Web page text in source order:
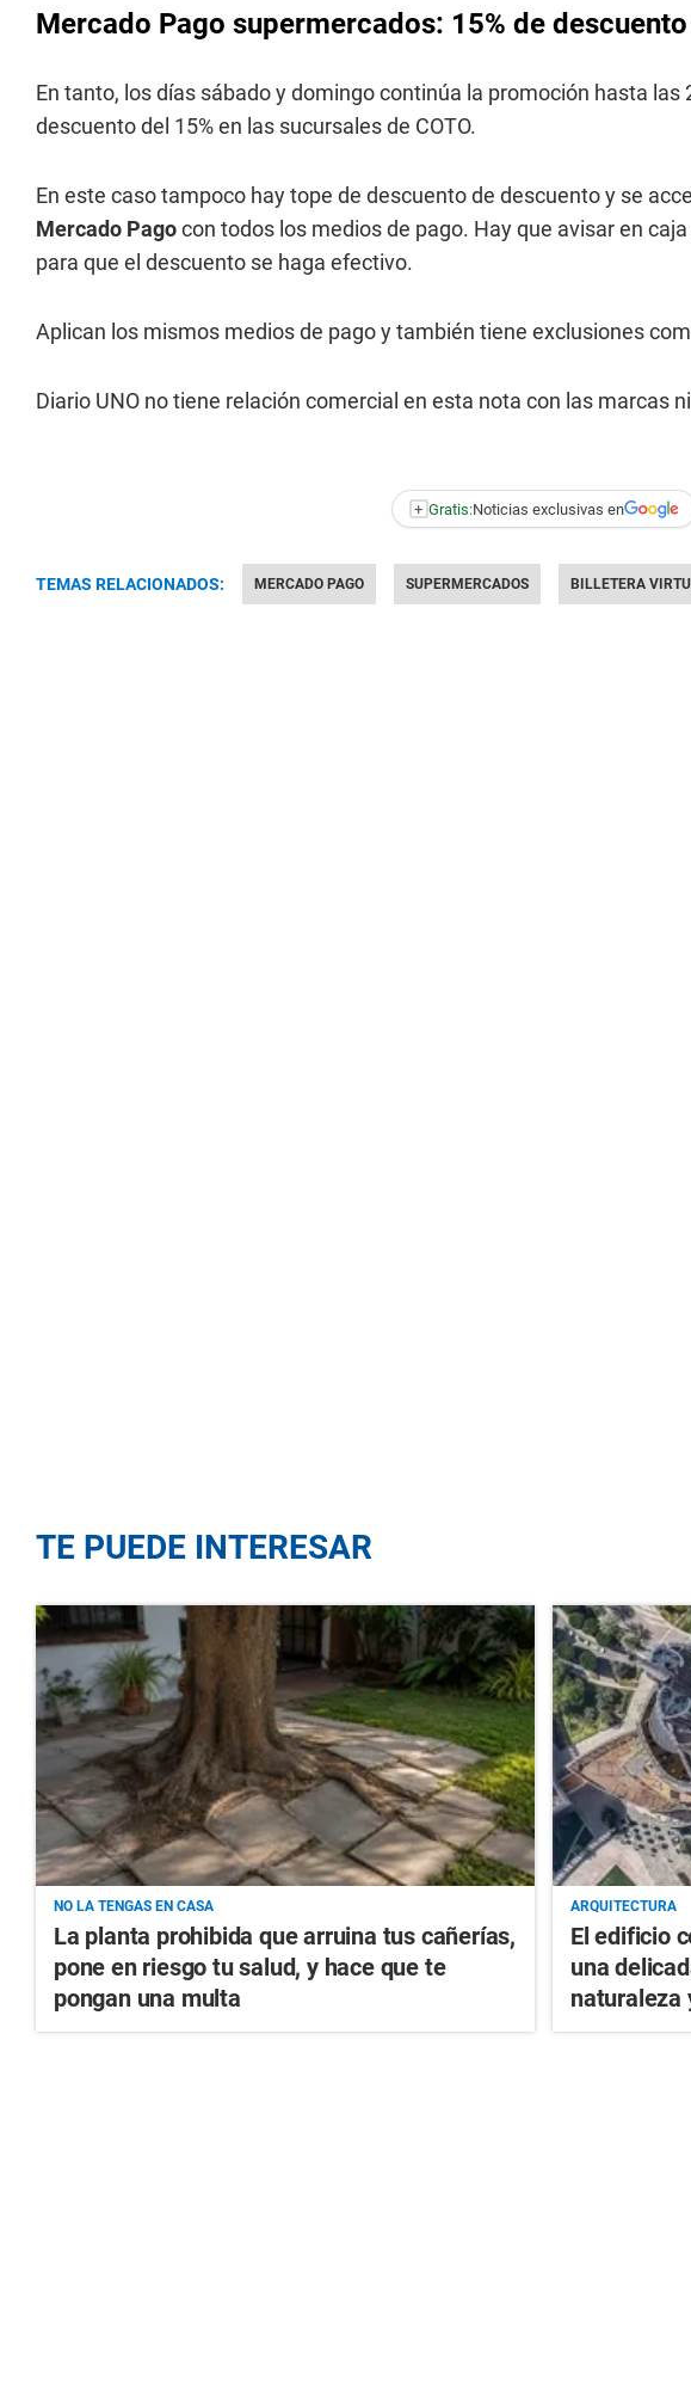
Mercado Pago supermercados: 15% de descuento
En tanto, los días sábado y domingo continúa la promoción hasta las
descuento del 15% en las sucursales de COTO.
En este caso tampoco hay tope de descuento de descuento y se
Mercado Pagocon todos los medios de pago. Hay que avisar en
para que el descuento se haga efectivo.
Aplican los mismos medios de pago y también tiene exclusiones
Diario UNO no tiene relación comercial en esta nota con las marcas
+ Gratis:Noticias exclusivas en
TEMAS RELACIONADOS: MERCADO PAGO SUPERMERCADOS BILLETERA
TE PUEDE INTERESAR
NO LA TENGAS EN CASA
La planta prohibida que arruina tus cañerías,
pone en riesgo tu salud, y hace que te
pongan una multa
ARQUITECTURA
El edificio
una
naturaleza